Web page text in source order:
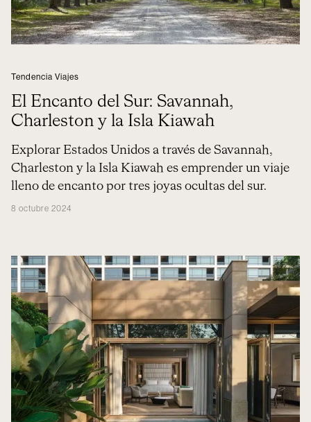
Tendencia Viajes
El Encanto del Sur: Savannah,
Charleston y la Isla Kiawah
Explorar Estados Unidos a través de Savannah,
Charleston y la Isla Kiawah es emprender un viaje
lleno de encanto por tres joyas ocultas del sur.
8 octubre 2024